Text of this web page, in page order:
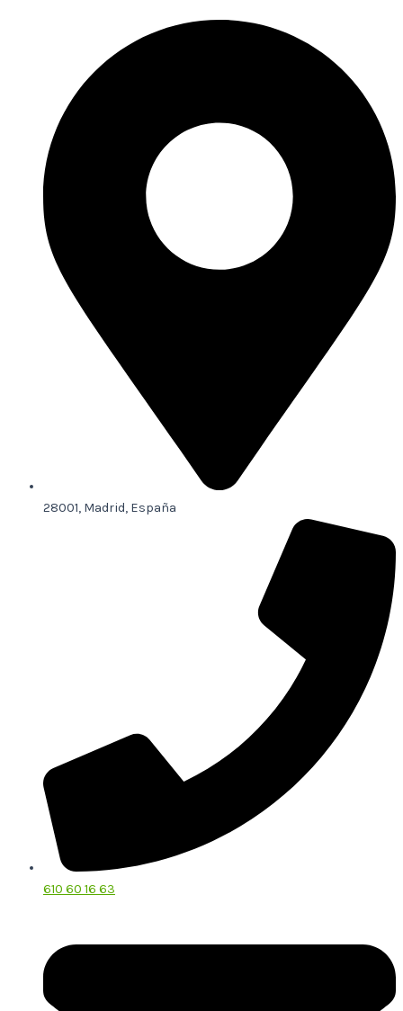
28001, Madrid, España
610 60 16 63